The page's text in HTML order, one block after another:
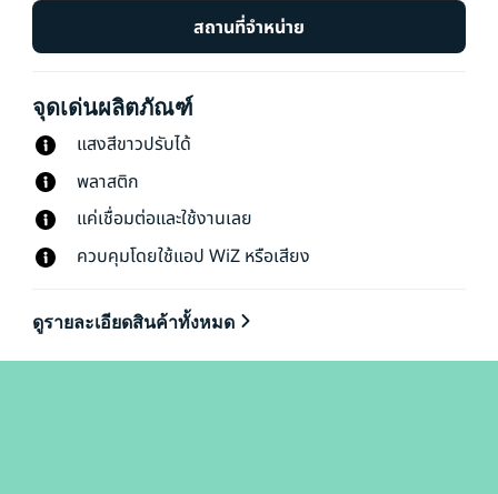
แสงโทนเย็นที่จะช่วยให้คุณผ่อนคลายหรือมีสมาธิ คุณสามารถ
กำหนดเวลาให้เปิดหรือปิดไฟตามกิจวัตรประจำวันหรือประจำ
คุณ และเข้าถึงระบบไฟของคุณจากระยะไกลเมื่อคุณไม่อยู่ ไฟ
ของ WiZ จะเชื่อมต่อกับ Wi-Fi ที่มีอยู่โดยไม่ต้องใช้ฮาร์ดแวร์
เพิ่มเติม
สถานที่จำหน่าย
จุดเด่นผลิตภัณฑ์
แสงสีขาวปรับได้
พลาสติก
แค่เชื่อมต่อและใช้งานเลย
ควบคุมโดยใช้แอป WiZ หรือเสียง
ดูรายละเอียดสินค้าทั้งหมด